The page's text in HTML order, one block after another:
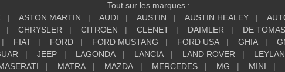
Tout sur les marques :
ASTON MARTIN AUDI AUSTIN AUSTIN HEALEY
CHRYSLER CITROEN CLENET DAIMLER DE
FIAT FORD FORD MUSTANG FORD USA GHIA
JEEP LAGONDA LANCIA LAND ROVER
MATRA MAZDA MERCEDES MG MINI